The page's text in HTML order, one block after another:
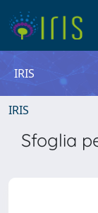
IRIS
IRIS
Sfoglia